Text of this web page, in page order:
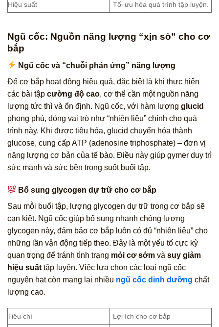
Hiệu suất Tối ưu hóa quá trình tập luyện.
Ngũ cốc: Nguồn năng lượng “xịn sò” cho cơ
bắp
Ngũ cốc và “chuỗi phản ứng” năng lượng
Để cơ bắp hoạt động hiệu quả, đặc biệt là khi thực hiện
các bài tập cường độ cao, cơ thể cần một nguồn năng
lượng tức thì và ổn định. Ngũ cốc, với hàm lượng glucid
phong phú, đóng vai trò như “nhiên liệu” chính cho quá
trình này. Khi được tiêu hóa, glucid chuyển hóa thành
glucose, cung cấp ATP (adenosine triphosphate) – đơn vị
năng lượng cơ bản của tế bào. Điều này giúp gymer duy trì
sức mạnh và sức bền trong suốt buổi tập.
Bổ sung glycogen dự trữ cho cơ bắp
Sau mỗi buổi tập, lượng glycogen dự trữ trong cơ bắp sẽ
cạn kiệt. Ngũ cốc giúp bổ sung nhanh chóng lượng
glycogen này, đảm bảo cơ bắp luôn có đủ “nhiên liệu” cho
những lần vận động tiếp theo. Đây là một yếu tố cực kỳ
quan trọng để tránh tình trạng mỏi cơ sớm và suy giảm
hiệu suất tập luyện. Việc lựa chọn các loại ngũ cốc
nguyên hạt còn mang lại nhiều ngũ cốc dinh dưỡng chất
lượng cao.
Tiêu chí Lợi ích cho cơ bắp